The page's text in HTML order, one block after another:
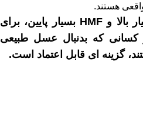
هستند.
این عسل با پرولین بسیار بالا و HMF بسیار پایین، برای
که بدنبال عسل طبیعی
گزینه ای قابل اعتماد است.